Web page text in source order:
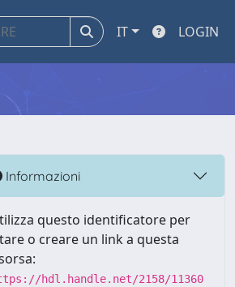
IT LOGIN
Informazioni
questo identificatore per
o creare un link a questa
hdl.handle.net/2158/11360